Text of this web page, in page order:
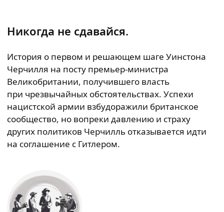
Никогда не сдавайся.
История о первом и решающем шаге Уинстона
Черчилля на посту премьер-министра
Великобритании, получившего власть
при чрезвычайных обстоятельствах. Успехи
нацистской армии взбудоражили британское
сообщество, но вопреки давлению и страху
других политиков Черчилль отказывается идти
на соглашение с Гитлером.